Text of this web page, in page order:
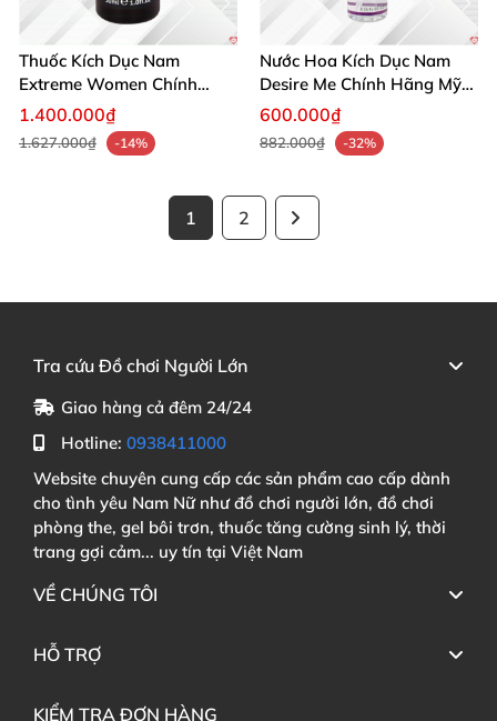
Thuốc Kích Dục Nam
Extreme Women Chính
Hãng Mỹ Tăng Ham Muốn
1.400.000₫
1.627.000₫ -14%
Nước Hoa Kích Dục Nam
Desire Me Chính Hãng Mỹ
Tăng Khoái Cảm
600.000₫
882.000₫ -32%
1 2
Tra cứu Đồ chơi Người Lớn
Giao hàng cả đêm 24/24
Hotline: 0938411000
Website chuyên cung cấp các sản phẩm cao cấp dành
cho tình yêu Nam Nữ như đồ chơi người lớn, đồ chơi
phòng the, gel bôi trơn, thuốc tăng cường sinh lý, thời
trang gợi cảm... uy tín tại Việt Nam
VỀ CHÚNG TÔI
HỖ TRỢ
KIỂM TRA ĐƠN HÀNG